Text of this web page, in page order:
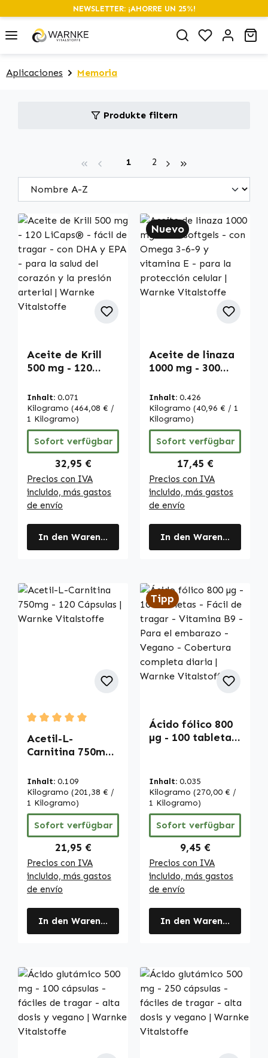
springen
NEWSLETTER: ¡AHORRE UN 25%!
Du hast 0
Aplicaciones Memoria
Produkte filtern
Seite
1 Seite
2
Aceite de Krill
500 mg - 120
de tragar - con
DHA y EPA -
para la salud del
corazón y la
presión arterial |
Warnke
Vitalstoffe
Inhalt: 0.071
Kilogramo (464,08 € /
1 Kilogramo)
Sofort verfügbar
Regulärer Preis:
32,95 €
Precios con IVA
incluido, más gastos
de envío
In den Warenkorb
Nuevo
Aceite de linaza
1000 mg - 300
Omega 3-6-9 y
vitamina E - para
la protección
celular | Warnke
Vitalstoffe
Inhalt: 0.426
Kilogramo (40,96 € / 1
Kilogramo)
Sofort verfügbar
Regulärer Preis:
17,45 €
Precios con IVA
incluido, más gastos
de envío
In den Warenkorb
Durchschnittliche Bewertung von 5 von 5 Sternen
Acetil-L-
Carnitina 750mg -
Warnke
Vitalstoffe
Inhalt: 0.109
Kilogramo (201,38 € /
1 Kilogramo)
Sofort verfügbar
Regulärer Preis:
21,95 €
Precios con IVA
incluido, más gastos
de envío
In den Warenkorb
Tipp
Ácido fólico 800
µg - 100 tabletas
Para el
embarazo -
Vegano -
Cobertura
completa diaria |
Warnke
Vitalstoffe
Inhalt: 0.035
Kilogramo (270,00 € /
1 Kilogramo)
Sofort verfügbar
Regulärer Preis:
9,45 €
Precios con IVA
incluido, más gastos
de envío
In den Warenkorb